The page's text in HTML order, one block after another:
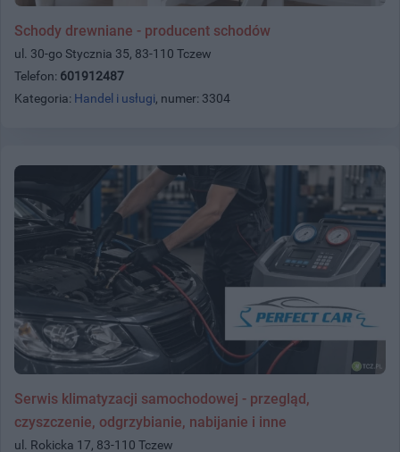
Schody drewniane - producent schodów
ul. 30-go Stycznia 35, 83-110 Tczew
Telefon: 601912487
Kategoria: Handel i usługi, numer: 3304
Serwis klimatyzacji samochodowej - przegląd,
czyszczenie, odgrzybianie, nabijanie i inne
ul. Rokicka 17, 83-110 Tczew